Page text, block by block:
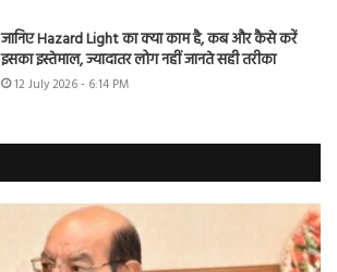
जानिए Hazard Light का क्या काम है, कब और कैसे करें
इसका इस्तेमाल, ज्यादातर लोग नहीं जानते सही तरीका
12 July 2026 - 6:14 PM